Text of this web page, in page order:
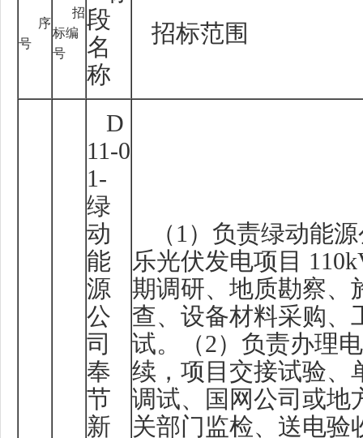
序
号
招
标编
号
段
名
称
招标范围
D
11-0
1-
绿
动
能
源
公
司
奉
节
新
（1 ）负责绿动能
乐光伏发电项目
期调研、地质勘察、
查、设备材料采购、
试。（2）负责办理
续，项目交接试验、
调试、国网公司或地
关部门监检、送电验